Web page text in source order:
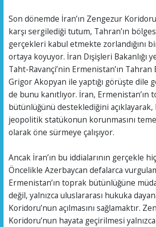
Son dönemde İran’ın Zengezur
karşı sergilediği tutum, Tahran’ın
gerçekleri kabul etmekte zorlandığını
ortaya koyuyor. İran Dışişleri Bakanlığı
Taht-Ravançi’nin Ermenistan’ın Tahran
Grigor Akopyan ile yaptığı görüşte dile
de bunu kanıtlıyor. İran, Ermenistan’ın
bütünlüğünü desteklediğini açıklayarak,
jeopolitik statükonun korunmasını
olarak öne sürmeye çalışıyor.
Ancak İran’ın bu iddialarının gerçekle
Öncelikle Azerbaycan defalarca
Ermenistan’ın toprak bütünlüğüne
değil, yalnızca uluslararası hukuka
Koridoru’nun açılmasını sağlamaktır.
Koridoru’nun hayata geçirilmesi yalnızca